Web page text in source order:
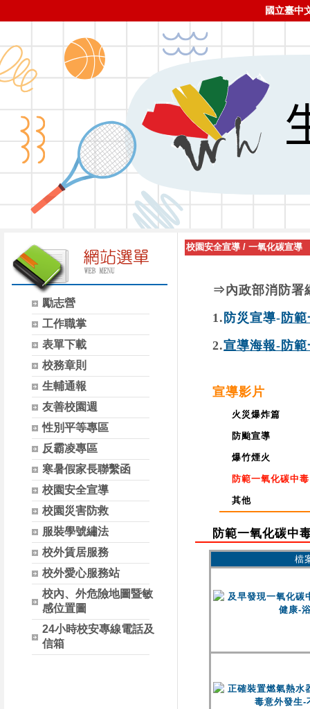
國立臺中
勵志營
工作職掌
表單下載
校務章則
生輔通報
友善校園週
性別平等專區
反霸凌專區
寒暑假家長聯繫函
校園安全宣導
校園災害防救
服裝學號繡法
校外賃居服務
校外愛心服務站
校內、外危險地圖暨敏
感位置圖
24小時校安專線電話及
信箱
校園安全宣導 / 一氧化碳宣導
⇒內政部消防署
1. 防災宣導- 防
2.宣導海報- 防
宣導影片
火災爆炸篇
防颱宣導
爆竹煙火
防範一氧化碳中毒
其他
防範一氧化碳中
檔